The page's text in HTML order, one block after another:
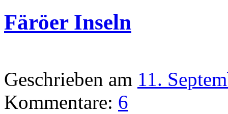
Färöer Inseln
Geschrieben am 11.
Kommentare: 6